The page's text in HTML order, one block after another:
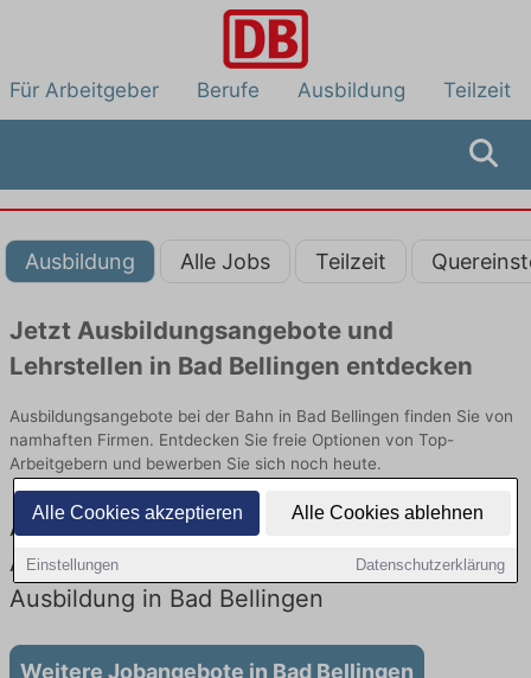
Alle Cookies akzeptieren Alle Cookies ablehnen
Einstellungen Datenschutzerklärung
Für Arbeitgeber Berufe Ausbildung Teilzeit
Ausbildung Alle Jobs Teilzeit
Jetzt Ausbildungsangebote und
Lehrstellen in Bad Bellingen entdecken
Ausbildungsangebote bei der Bahn in Bad Bellingen finden Sie von
namhaften Firmen. Entdecken Sie freie Optionen von Top-
Arbeitgebern und bewerben Sie sich noch heute.
Ausbildung in Bad Bellingen bei der Bahn:
Aktuell gibt es keine Stellenangebote für
Ausbildung in Bad Bellingen
Weitere Jobangebote in Bad Bellingen